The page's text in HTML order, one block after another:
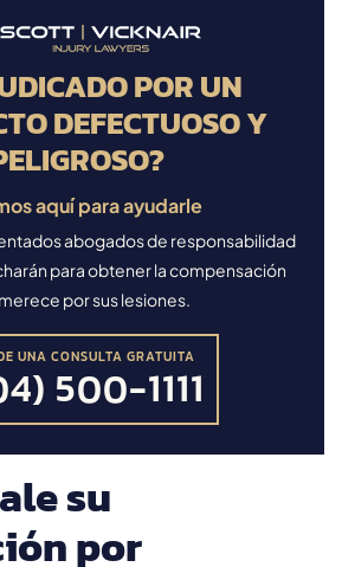
POR UN
DEFECTUOSO Y
aquí para ayudarle
abogados de responsabilidad
para obtener la compensación
por sus lesiones.
UNA CONSULTA GRATUITA
500-1111
su
por